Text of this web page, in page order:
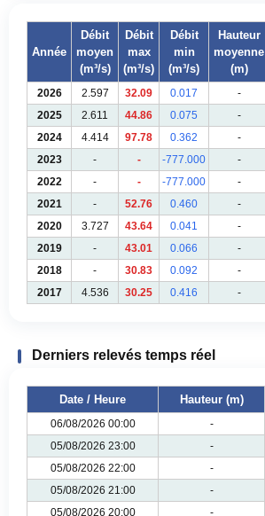
Année
Débit
moyen
(m³/s)
Débit
max
(m³/s)
Débit
min
(m³/s)
Hauteur
moyenne
(m)
2026 2.597 32.09 0.017 -
2025
2.611 44.86 0.075 -
2024
4.414 97.78 0.362 -
2023
- - -777.000 -
2022
- - -777.000 -
2021
- 52.76 0.460 -
2020
3.727 43.64 0.041 -
2019
- 43.01 0.066 -
2018
- 30.83 0.092 -
2017
4.536 30.25 0.416 -
Derniers relevés temps réel
Date / Heure Hauteur (m)
06/08/2026 00:00 -
05/08/2026 23:00
-
05/08/2026 22:00
-
05/08/2026 21:00
-
05/08/2026 20:00
-